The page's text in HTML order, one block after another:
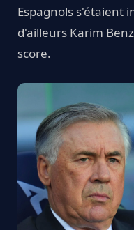
Espagnols s'étaient
d'ailleurs Karim
score.